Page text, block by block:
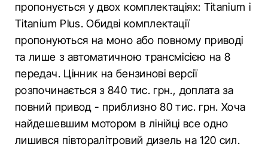
пропонується у двох комплектаціях: Titanium і
Titanium Plus. Обидві комплектації
пропонуються на моно або повному приводі
та лише з автоматичною трансмісією на 8
передач. Цінник на бензинові версії
розпочинається з 840 тис. грн., доплата за
повний привод - приблизно 80 тис. грн. Хоча
найдешевшим мотором в лінійці все одно
лишився півторалітровий дизель на 120 сил.